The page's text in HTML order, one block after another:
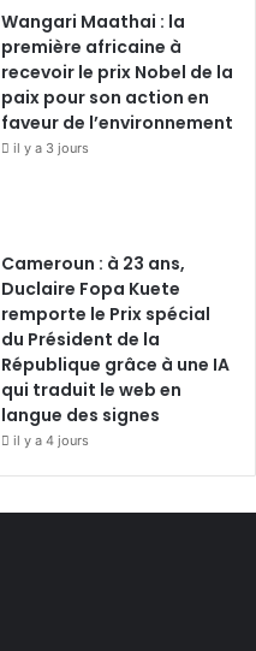
Wangari Maathai : la
première africaine à
recevoir le prix Nobel de la
paix pour son action en
faveur de l’environnement
il y a 3 jours
Cameroun : à 23 ans,
Duclaire Fopa Kuete
remporte le Prix spécial
du Président de la
République grâce à une IA
qui traduit le web en
langue des signes
il y a 4 jours